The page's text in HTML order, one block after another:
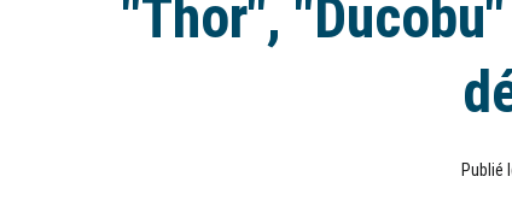
"Thor",
Publié